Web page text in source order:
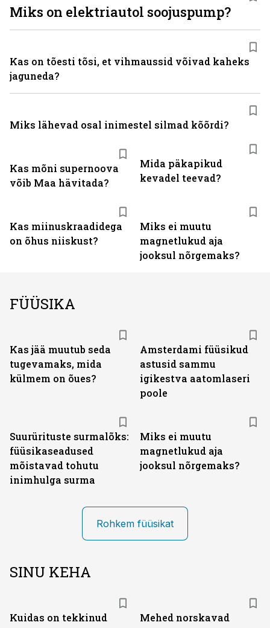
Kas mõni supernoova
võib Maa hävitada?
Mida päkapikud
kevadel teevad?
Kas miinuskraadidega
on õhus niiskust?
Miks ei muutu
magnetlukud aja
jooksul nõrgemaks?
Miks on elektriautol soojuspump?
Kas on tõesti tõsi, et vihmaussid võivad kaheks
jaguneda?
Miks lähevad osal inimestel silmad kõõrdi?
FÜÜSIKA
Kas jää muutub seda
tugevamaks, mida
külmem on õues?
Amsterdami füüsikud
astusid sammu
igikestva aatomlaseri
poole
Suurürituste surmalõks:
füüsikaseadused
mõistavad tohutu
inimhulga surma
Miks ei muutu
magnetlukud aja
jooksul nõrgemaks?
Rohkem füüsikat
SINU KEHA
Kuidas on tekkinud
Mehed norskavad